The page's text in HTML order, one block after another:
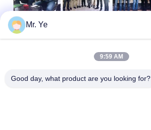
ট্যাগ: অভ্যন্তরীণ দরজা আর্কিট্রেভ
Mr. Ye
9:59 AM
Good day, what product are you looking for?